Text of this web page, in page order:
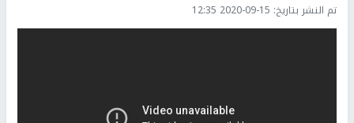
تم النشر بتاريخ: 2020-09-15 12:35